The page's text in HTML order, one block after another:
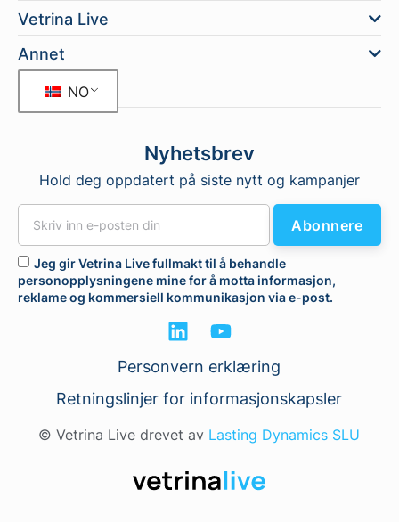
Vetrina Live
Annet
NO
Nyhetsbrev
Hold deg oppdatert på siste nytt og kampanjer
Jeg gir Vetrina Live fullmakt til å behandle
personopplysningene mine for å motta informasjon,
reklame og kommersiell kommunikasjon via e-post.
Abonnere
Personvern erklæring
Retningslinjer for informasjonskapsler
© Vetrina Live drevet av Lasting Dynamics SLU